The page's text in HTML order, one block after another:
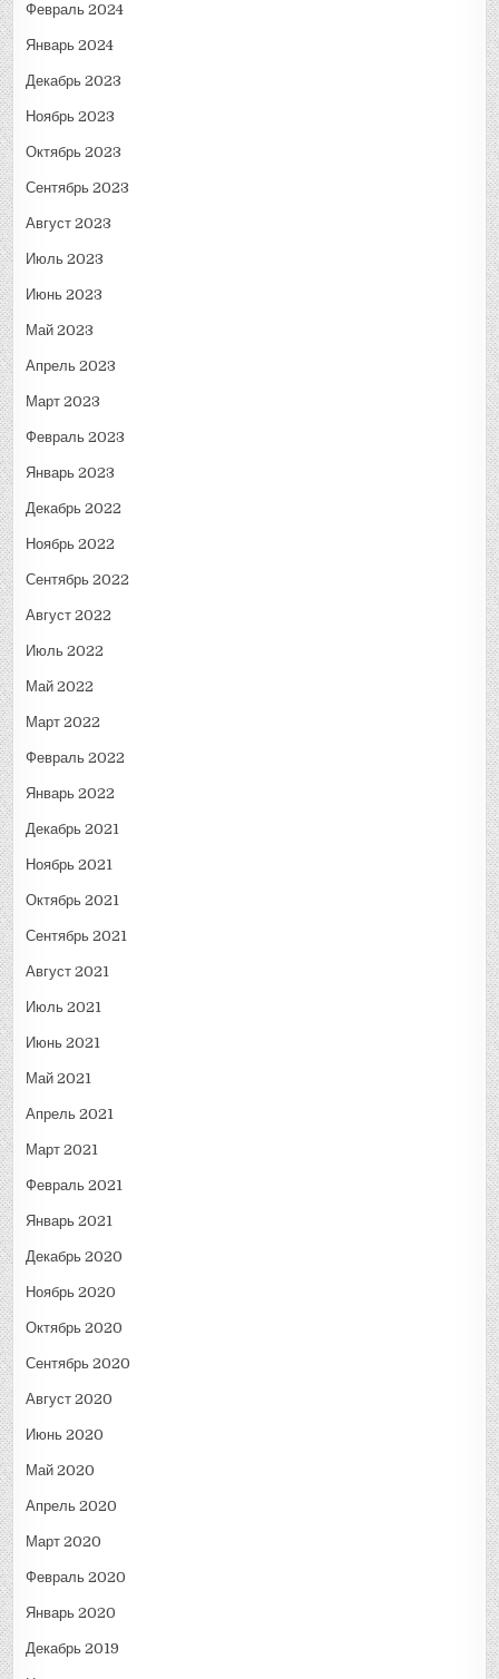
Февраль 2024
Январь 2024
Декабрь 2023
Ноябрь 2023
Октябрь 2023
Сентябрь 2023
Август 2023
Июль 2023
Июнь 2023
Май 2023
Апрель 2023
Март 2023
Февраль 2023
Январь 2023
Декабрь 2022
Ноябрь 2022
Сентябрь 2022
Август 2022
Июль 2022
Май 2022
Март 2022
Февраль 2022
Январь 2022
Декабрь 2021
Ноябрь 2021
Октябрь 2021
Сентябрь 2021
Август 2021
Июль 2021
Июнь 2021
Май 2021
Апрель 2021
Март 2021
Февраль 2021
Январь 2021
Декабрь 2020
Ноябрь 2020
Октябрь 2020
Сентябрь 2020
Август 2020
Июнь 2020
Май 2020
Апрель 2020
Март 2020
Февраль 2020
Январь 2020
Декабрь 2019